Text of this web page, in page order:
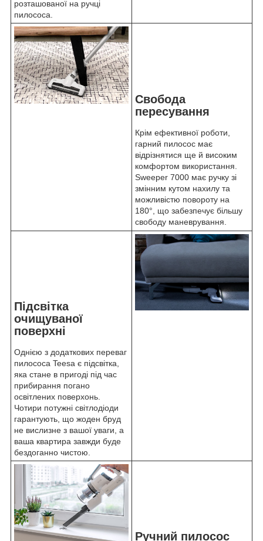
розташованої на ручці
пилососа.
Свобода
пересування
Крім ефективної роботи,
гарний пилосос має
відрізнятися ще й високим
комфортом використання.
Sweeper 7000 має ручку зі
змінним кутом нахилу та
можливістю повороту на
180°, що забезпечує більшу
свободу маневрування.
Підсвітка
очищуваної
поверхні
Однією з додаткових переваг
пилососа Teesa є підсвітка,
яка стане в пригоді під час
прибирання погано
освітлених поверхонь.
Чотири потужні світлодіоди
гарантують, що жоден бруд
не вислизне з вашої уваги, а
ваша квартира завжди буде
бездоганно чистою.
Ручний пилосос